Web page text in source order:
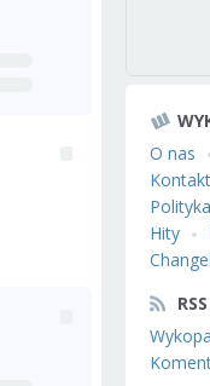
O nas
Kontakt
Hity
RSS